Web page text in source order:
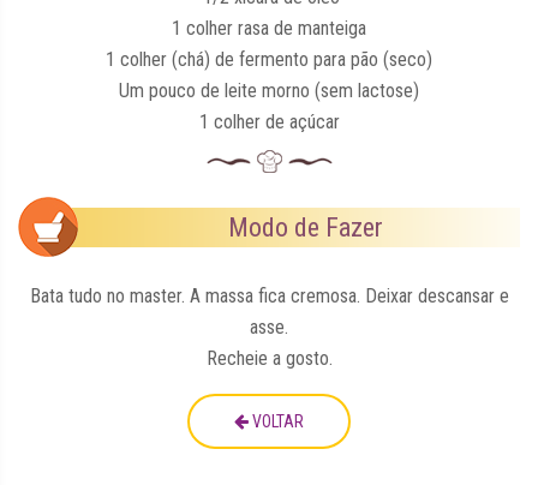
1 colher rasa de manteiga
1 colher (chá) de fermento para pão (seco)
Um pouco de leite morno (sem lactose)
1 colher de açúcar
Modo de Fazer
Bata tudo no master. A massa fica cremosa. Deixar descansar e
asse.
Recheie a gosto.
VOLTAR